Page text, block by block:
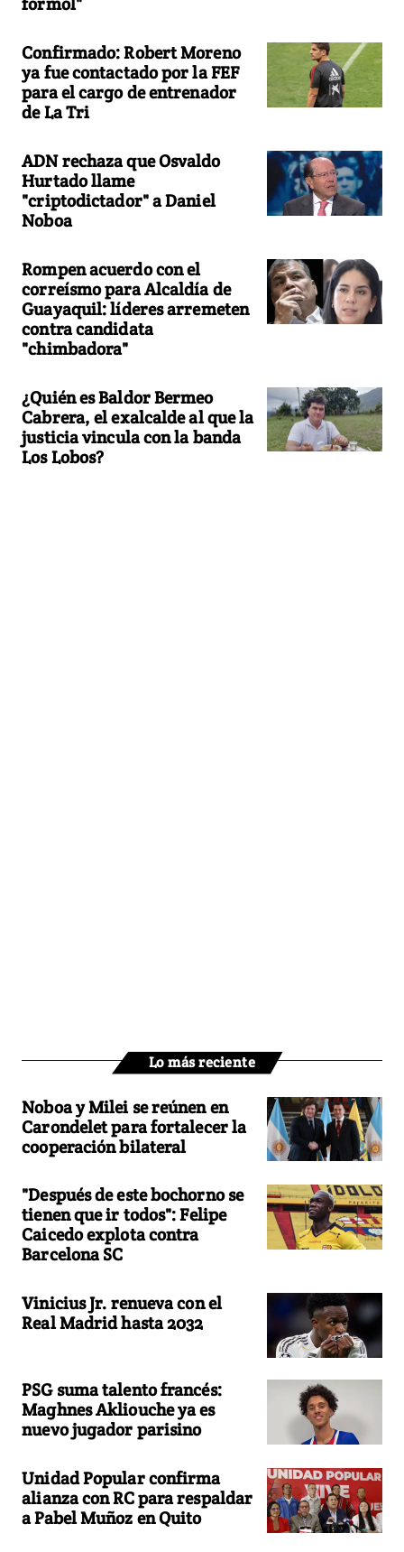
Confirmado: Robert Moreno
ya fue contactado por la FEF
para el cargo de entrenador
de La Tri
ADN rechaza que Osvaldo
Hurtado llame
"criptodictador" a Daniel
Noboa
Rompen acuerdo con el
correísmo para Alcaldía de
Guayaquil: líderes arremeten
contra candidata
"chimbadora"
¿Quién es Baldor Bermeo
Cabrera, el exalcalde al que la
justicia vincula con la banda
Los Lobos?
Lo más reciente
Noboa y Milei se reúnen en
Carondelet para fortalecer la
cooperación bilateral
"Después de este bochorno se
tienen que ir todos": Felipe
Caicedo explota contra
Barcelona SC
Vinicius Jr. renueva con el
Real Madrid hasta 2032
PSG suma talento francés:
Maghnes Akliouche ya es
nuevo jugador parisino
Unidad Popular confirma
alianza con RC para respaldar
a Pabel Muñoz en Quito